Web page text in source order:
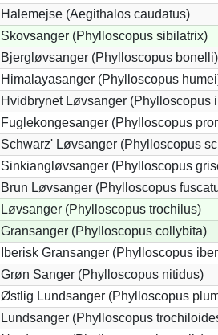
Halemejse (Aegithalos caudatus)
Skovsanger (Phylloscopus sibilatrix)
Bjergløvsanger (Phylloscopus bonelli)
Himalayasanger (Phylloscopus
Hvidbrynet Løvsanger (Phylloscopus
Fuglekongesanger (Phylloscopus
Schwarz' Løvsanger (Phylloscopus
Sinkiangløvsanger (Phylloscopus
Brun Løvsanger (Phylloscopus
Løvsanger (Phylloscopus trochilus)
Gransanger (Phylloscopus collybita)
Iberisk Gransanger (Phylloscopus
Grøn Sanger (Phylloscopus nitidus)
Østlig Lundsanger (Phylloscopus
Lundsanger (Phylloscopus